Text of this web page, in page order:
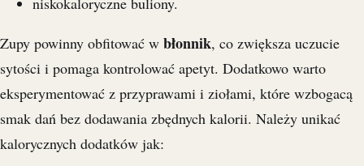
Zupy powinny obfitować w błonnik, co zwiększa uczucie
sytości i pomaga kontrolować apetyt. Dodatkowo warto
eksperymentować z przyprawami i ziołami, które wzbogacą
smak dań bez dodawania zbędnych kalorii. Należy unikać
kalorycznych dodatków jak: